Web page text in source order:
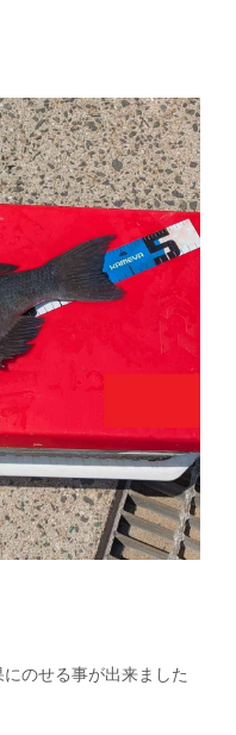
のせる事が出来ました